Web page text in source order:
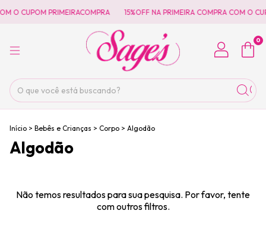
O CUPOM PRIMEIRACOMPRA 15%OFF NA PRIMEIRA COMPRA COM O
0
Início > Bebês e Crianças > Corpo > Algodão
Algodão
Não temos resultados para sua pesquisa. Por favor, tente
com outros filtros.